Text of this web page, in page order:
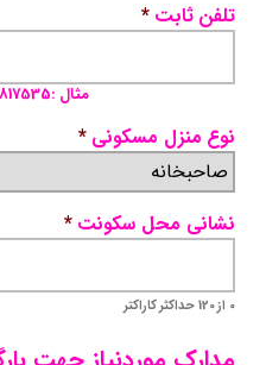
تلفن ثابت *
مثال :03137817535
نوع منزل مسکونی *
نشانی محل سکونت *
0 از 120 حداکثر کاراکتر